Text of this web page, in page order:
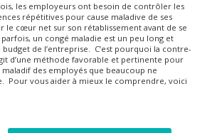
les employeurs ont besoin de contrôler les
répétitives pour cause maladive de ses
le cœur net sur son rétablissement avant de se
un congé maladie est un peu long et
de l’entreprise. C’est pourquoi la contre-
d’une méthode favorable et pertinente pour
maladif des employés que beaucoup ne
Pour vous aider à mieux le comprendre, voici